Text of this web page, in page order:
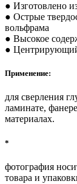
● Изготовлено
● Острые
вольфрама
● Высокое
●
Применение:
для сверления
ламинате,
материалах.
*
фотография
товара и